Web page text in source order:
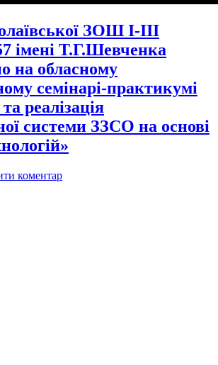
ЗОШ І-ІІІ
імені Т.Г.Шевченка
на обласному
семінарі-практикумі
реалізація
системи ЗЗСО на основі
коментар